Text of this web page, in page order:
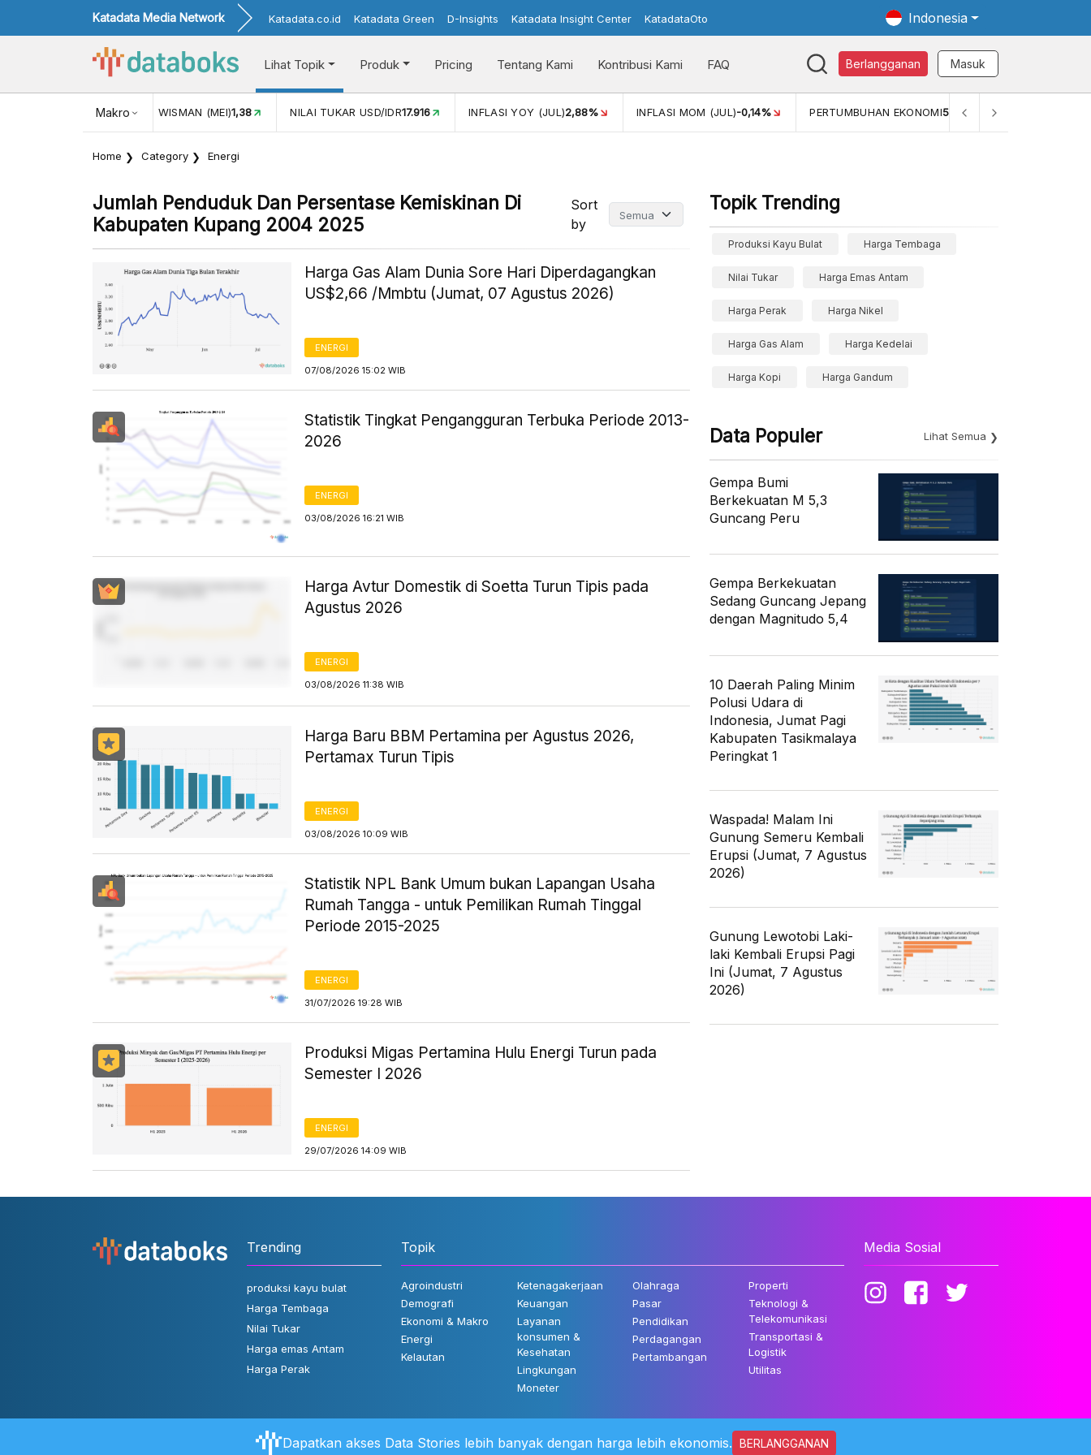
Katadata Media Network Katadata.co.id Katadata Green D-Insights Katadata Insight Center KatadataOto Indonesia
Lihat Topik Produk Pricing Tentang Kami Kontribusi Kami FAQ Berlangganan Masuk
Makro
KUNJUNGAN WISMAN (MEI)1,38 NILAI TUKAR USD/IDR17.916 INFLASI YOY (JUL)2,88% INFLASI MOM (JUL)-0,14% PERTUMBUHAN EKONOMI5,11%
Home Category Energi
Jumlah Penduduk Dan Persentase Kemiskinan Di
Kabupaten Kupang 2004 2025
Sort
by
Harga Gas Alam Dunia Sore Hari Diperdagangkan
US$2,66 /Mmbtu (Jumat, 07 Agustus 2026)
ENERGI
07/08/2026 15:02 WIB
Statistik Tingkat Pengangguran Terbuka Periode 2013-
2026
ENERGI
03/08/2026 16:21 WIB
Harga Avtur Domestik di Soetta Turun Tipis pada
Agustus 2026
ENERGI
03/08/2026 11:38 WIB
Harga Baru BBM Pertamina per Agustus 2026,
Pertamax Turun Tipis
ENERGI
03/08/2026 10:09 WIB
Statistik NPL Bank Umum bukan Lapangan Usaha
Rumah Tangga - untuk Pemilikan Rumah Tinggal
Periode 2015-2025
ENERGI
31/07/2026 19:28 WIB
Produksi Migas Pertamina Hulu Energi Turun pada
Semester I 2026
ENERGI
29/07/2026 14:09 WIB
Topik Trending
Produksi Kayu Bulat Harga Tembaga
Nilai Tukar Harga Emas Antam
Harga Perak Harga Nikel
Harga Gas Alam Harga Kedelai
Harga Kopi Harga Gandum
Data Populer Lihat Semua
Gempa Bumi
Berkekuatan M 5,3
Guncang Peru
Gempa Berkekuatan
Sedang Guncang Jepang
dengan Magnitudo 5,4
10 Daerah Paling Minim
Polusi Udara di
Indonesia, Jumat Pagi
Kabupaten Tasikmalaya
Peringkat 1
Waspada! Malam Ini
Gunung Semeru Kembali
Erupsi (Jumat, 7 Agustus
2026)
Gunung Lewotobi Laki-
laki Kembali Erupsi Pagi
Ini (Jumat, 7 Agustus
2026)
Trending
produksi kayu bulat
Harga Tembaga
Nilai Tukar
Harga emas Antam
Harga Perak
Topik
Agroindustri
Demografi
Ekonomi & Makro
Energi
Kelautan
Ketenagakerjaan
Keuangan
Layanan
konsumen &
Kesehatan
Lingkungan
Moneter
Olahraga
Pasar
Pendidikan
Perdagangan
Pertambangan
Properti
Teknologi &
Telekomunikasi
Transportasi &
Logistik
Utilitas
Media Sosial
Aturan Pengguna FAQ Hubungi Kami ©2022 Katadata. Hak cipta dilindungi Undang-undang.
Dapatkan akses Data Stories lebih banyak dengan harga lebih ekonomis. BERLANGGANAN